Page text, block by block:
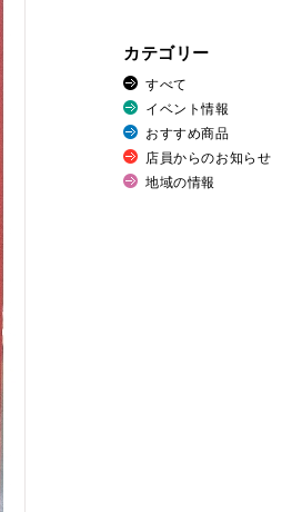
カテゴリー
すべて
イベント情報
おすすめ商品
店員からのお知らせ
地域の情報